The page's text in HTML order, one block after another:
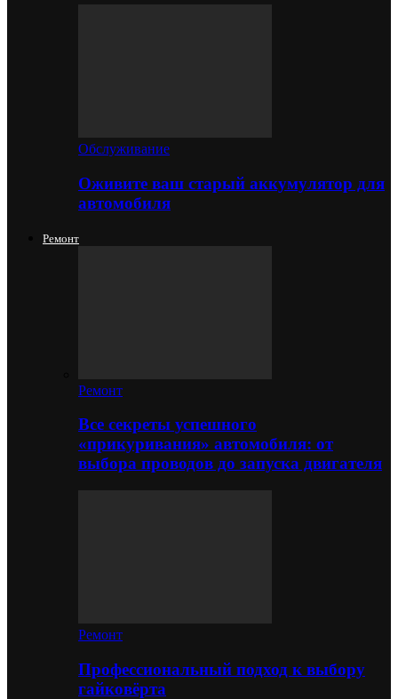
Обслуживание
Оживите ваш старый аккумулятор для
автомобиля
Ремонт
Ремонт
Все секреты успешного
«прикуривания» автомобиля: от
выбора проводов до запуска двигателя
Ремонт
Профессиональный подход к выбору
гайковёрта